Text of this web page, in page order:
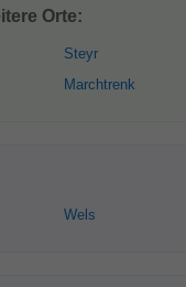
Orte:
Steyr
Marchtrenk
Wels